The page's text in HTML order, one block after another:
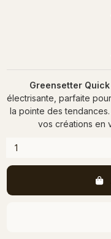
Greensetter Quick
électrisante, parfaite
la pointe des
vos créations en